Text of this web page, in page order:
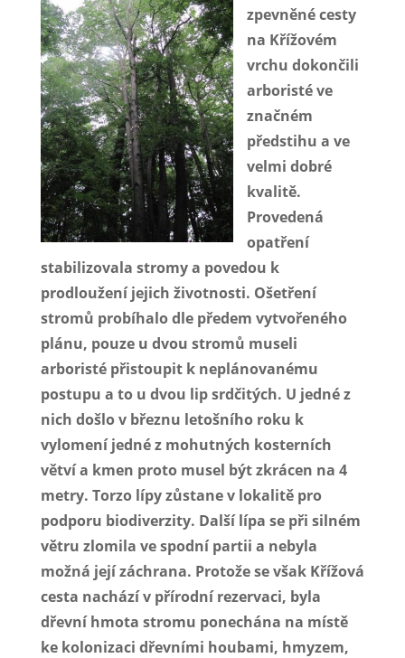
zpevněné cesty
na Křížovém
vrchu dokončili
arboristé ve
značném
předstihu a ve
velmi dobré
kvalitě.
Provedená
opatření
stabilizovala stromy a povedou k
prodloužení jejich životnosti. Ošetření
stromů probíhalo dle předem vytvořeného
plánu, pouze u dvou stromů museli
arboristé přistoupit k neplánovanému
postupu a to u dvou lip srdčitých. U jedné z
nich došlo v březnu letošního roku k
vylomení jedné z mohutných kosterních
větví a kmen proto musel být zkrácen na 4
metry. Torzo lípy zůstane v lokalitě pro
podporu biodiverzity. Další lípa se při silném
větru zlomila ve spodní partii a nebyla
možná její záchrana. Protože se však Křížová
cesta nachází v přírodní rezervaci, byla
dřevní hmota stromu ponechána na místě
ke kolonizaci dřevními houbami, hmyzem,